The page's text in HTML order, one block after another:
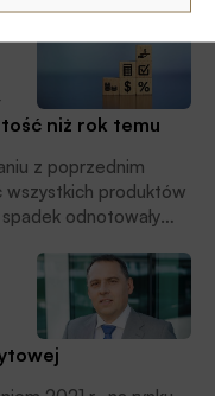
niż rok temu
z poprzednim
wszystkich produktów
odnotowały
wszystkich
Informacji